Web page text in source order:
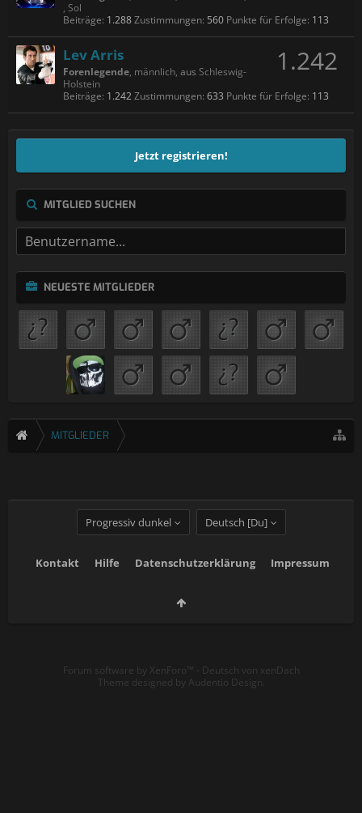
, Sol
Beiträge: 1.288Zustimmungen: 560 Punkte für Erfolge: 113
1.242
Lev Arris
Forenlegende, männlich, aus Schleswig-
Holstein
Beiträge: 1.242Zustimmungen: 633 Punkte für Erfolge: 113
Jetzt registrieren!
MITGLIED SUCHEN
NEUESTE MITGLIEDER
MITGLIEDER
Progressiv dunkel Deutsch [Du]
Kontakt Hilfe Datenschutzerklärung Impressum
Forum software by XenForo™ - Deutsch von xenDach
Theme designed by Audentio Design.